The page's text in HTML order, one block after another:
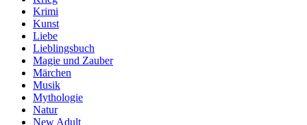
Krimi
Kunst
Liebe
Lieblingsbuch
Magie und Zauber
Märchen
Musik
Mythologie
Natur
New Adult